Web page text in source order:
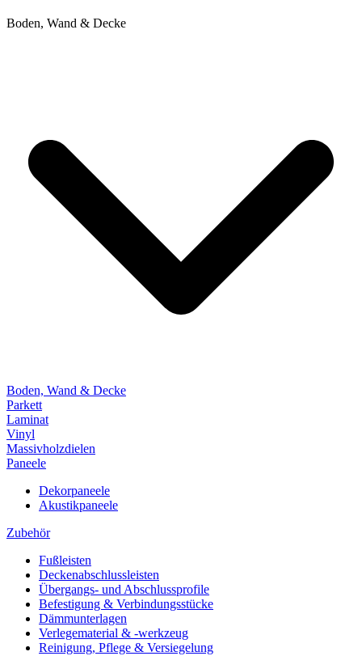
Boden, Wand & Decke
Boden, Wand & Decke
Parkett
Laminat
Vinyl
Massivholzdielen
Paneele
Dekorpaneele
Akustikpaneele
Zubehör
Fußleisten
Deckenabschlussleisten
Übergangs- und Abschlussprofile
Befestigung & Verbindungsstücke
Dämmunterlagen
Verlegematerial & -werkzeug
Reinigung, Pflege & Versiegelung